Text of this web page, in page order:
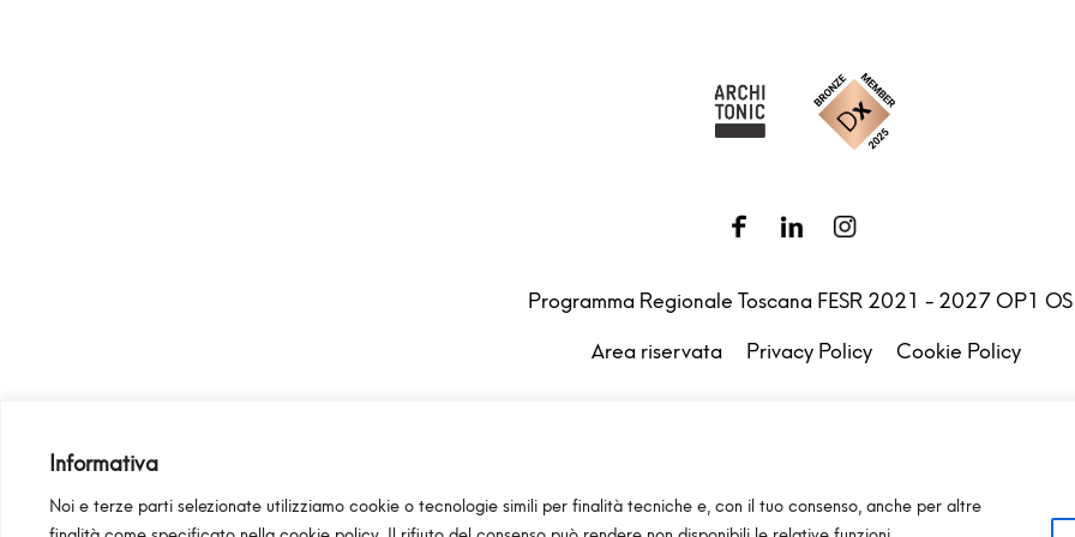
Informativa
Noi e terze parti selezionate utilizziamo cookie o tecnologie simili per finalità tecniche e, con il tuo consenso, anche per altre
Programma Regionale Toscana FESR 2021 - 2027 OP1
Area riservata Privacy Policy Cookie Policy
T +39 055 80 59 33 6-7 –
panint@panint.it